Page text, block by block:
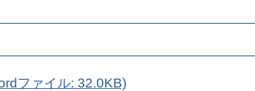
ファイル: 32.0KB)